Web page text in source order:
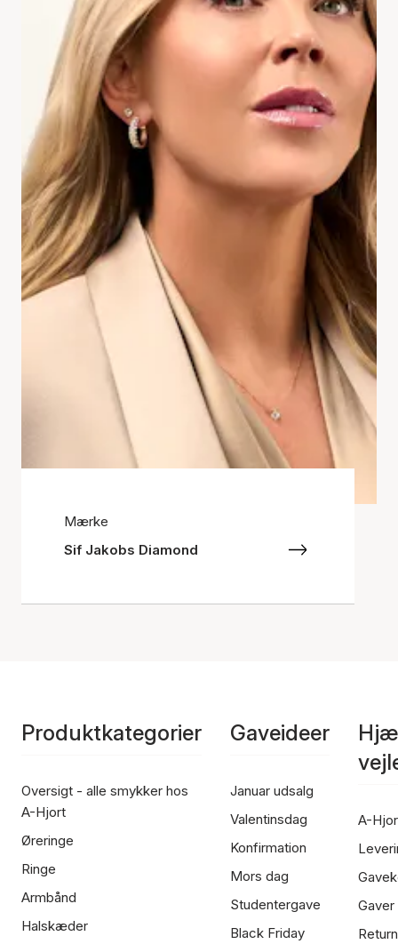
Mærke
Sif Jakobs Diamond
Produktkategorier
Oversigt - alle smykker hos
A-Hjort
Øreringe
Ringe
Armbånd
Halskæder
Gaveideer
Januar udsalg
Valentinsdag
Konfirmation
Mors dag
Studentergave
Black Friday
A-